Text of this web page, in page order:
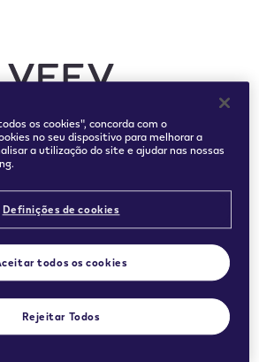
de nascimento para confirmar que é
de produtos de tabaco ou nicotina.
ANOANO *
CONFIRMAR
informação sobre os
os cookies", concorda com o
no seu dispositivo para melhorar a
a utilização do site e ajudar nas nossas
Definições de cookies
todos os cookies
Rejeitar Todos